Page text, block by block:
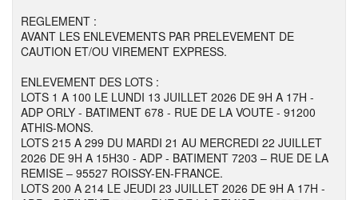
REGLEMENT :
AVANT LES ENLEVEMENTS PAR PRELEVEMENT DE
CAUTION ET/OU VIREMENT EXPRESS.
ENLEVEMENT DES LOTS :
LOTS 1 A 100 LE LUNDI 13 JUILLET 2026 DE 9H A 17H -
ADP ORLY - BATIMENT 678 - RUE DE LA VOUTE - 91200
ATHIS-MONS.
LOTS 215 A 299 DU MARDI 21 AU MERCREDI 22 JUILLET
2026 DE 9H A 15H30 - ADP - BATIMENT 7203 – RUE DE LA
REMISE – 95527 ROISSY-EN-FRANCE.
LOTS 200 A 214 LE JEUDI 23 JUILLET 2026 DE 9H A 17H -